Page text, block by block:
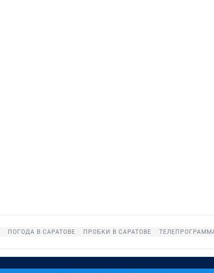
ПОГОДА В САРАТОВЕ ПРОБКИ В САРАТОВЕ